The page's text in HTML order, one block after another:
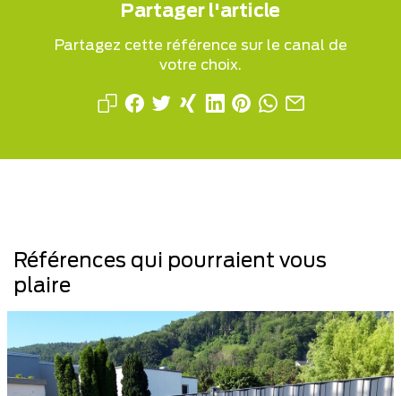
Partager l'article
Partagez cette référence sur le canal de
votre choix.
Références qui pourraient vous
plaire